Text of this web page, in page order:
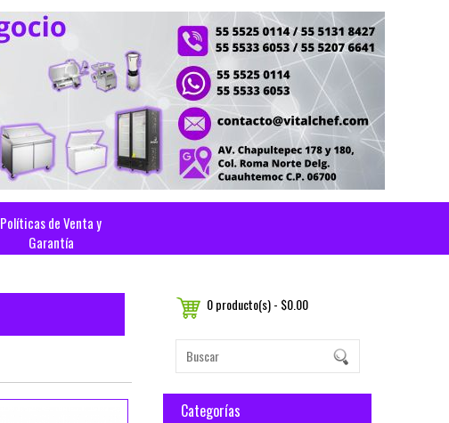
Políticas de Venta y
Garantía
0 producto(s) - $0.00
Categorías